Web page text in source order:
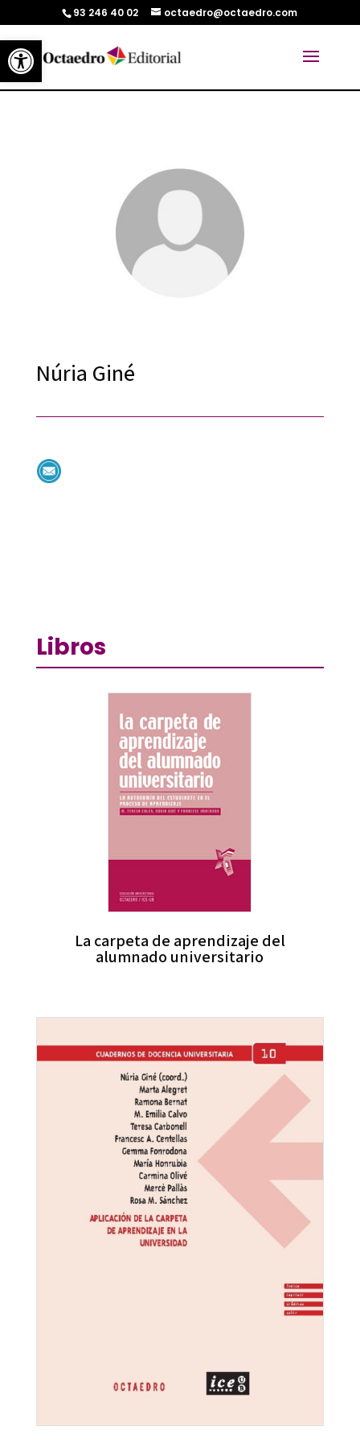
Abrir barra de herramientas
93 246 40 02 octaedro@octaedro.com
Núria Giné
Libros
La carpeta de aprendizaje del
alumnado universitario